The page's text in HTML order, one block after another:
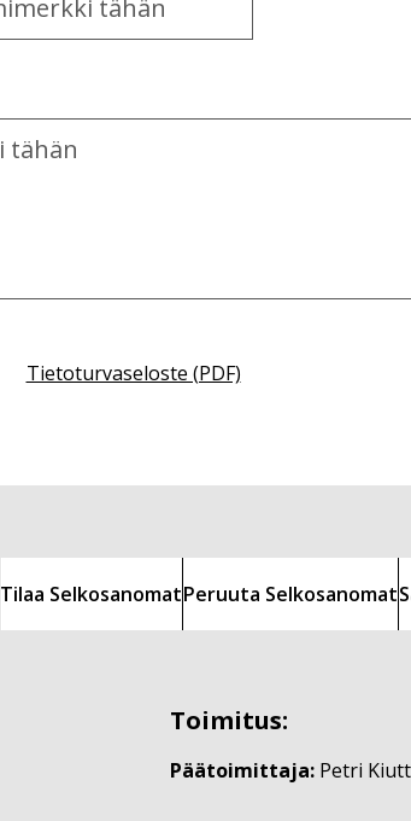
and
Tietoturvaseloste (PDF)
Tilaa SelkosanomatPeruuta Selkosanomat
Toimitus:
Päätoimittaja: Petri